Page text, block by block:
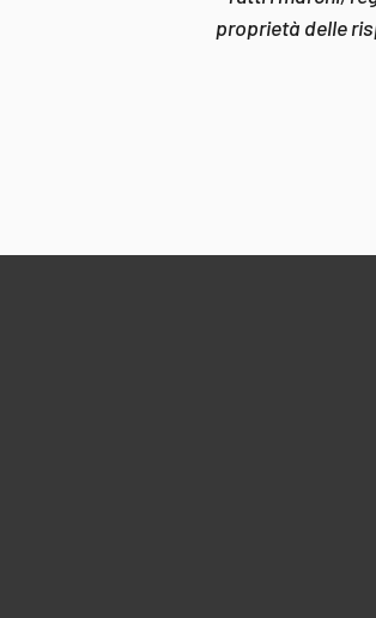
proprietà delle